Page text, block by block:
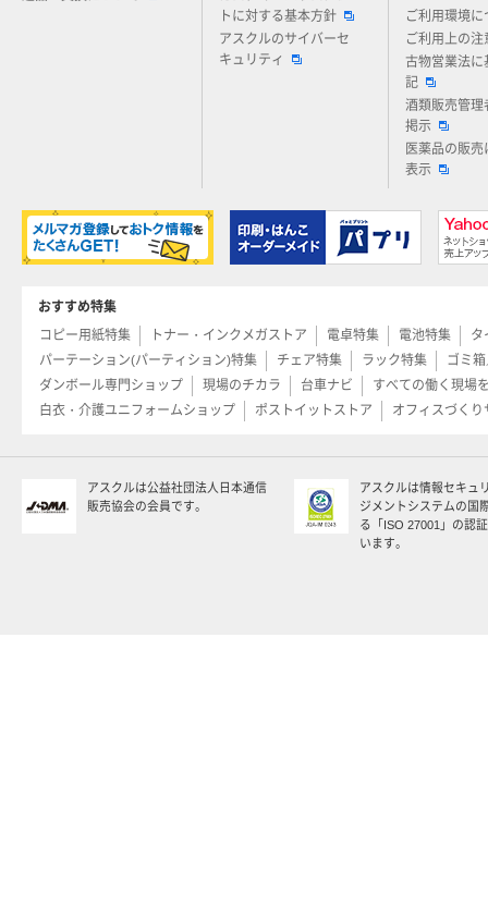
トに対する基本方針
アスクルのサイバーセ
キュリティ
ご利用環境に
ご利用上の注
古物営業法に
記
酒類販売管理
掲示
医薬品の販売
表示
おすすめ特集
コピー用紙特集
トナー・インクメガストア 電卓特集 電池特集
タ
パーテーション(パーティション)特集
チェア特集 ラック特集
ゴミ
ダンボール専門ショップ
現場のチカラ 台車ナビ
すべての働く現場
白衣・介護ユニフォームショップ
ポストイットストア オフィスづくり
アスクルは公益社団法人日本通信
販売協会の会員です。
アスクルは情報セキュ
ジメントシステムの国
る「ISO 27001」の認
います。